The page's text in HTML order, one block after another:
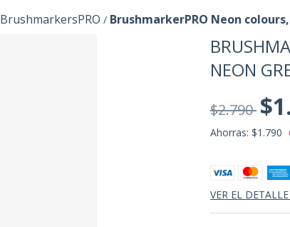
BrushmarkersPRO / BrushmarkerPRO Neon
NEON
$2.790
Ahorras: $1.790
VER EL